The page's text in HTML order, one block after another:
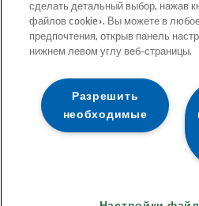
исключением
контактной
другие данные).
Чтобы просмотреть
информацию по
подразделению,
сделать детальный выбор, нажав
файлов cookie». Вы можете в
предпочтения, открыв панель
нижнем левом углу веб-страницы.
Разрешить
необходимые